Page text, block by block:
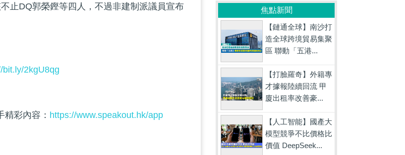
止DQ郭榮鏗等四人，不過非建制派議員宣布
bit.ly/2kgU8qg
彩內容： https://www.speakout.hk/app
焦點新聞
【鏈通全球】南沙打
造全球跨境貿易集聚
區 聯動「五港...
【打臉羅奇】外籍專
才據報陸續回流 甲
廈出租率改善豪...
【人工智能】國產大
模型競爭不比價格比
價值 DeepSeek...